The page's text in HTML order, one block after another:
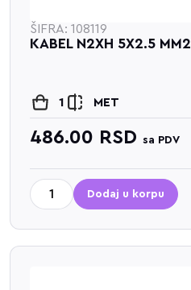
ŠIFRA: 108119
KABEL N2XH 5X2.5 MM2
1 MET
486.00 RSD sa PDV
Dodaj u korpu